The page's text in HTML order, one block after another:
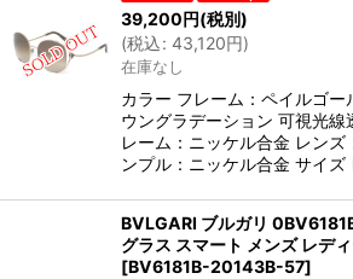
39,200円(税別)
(税込: 43,120円)
在庫なし
カラー フレーム：ペイルゴー
ウングラデーション 可視光
レーム：ニッケル合金 レンズ
ンプル：ニッケル合金 サイ
BVLGARI ブルガリ
グラス スマート メンズ レデ
[BV6181B-20143B-57]